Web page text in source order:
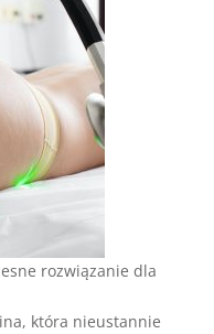
rozwiązanie dla
która nieustannie